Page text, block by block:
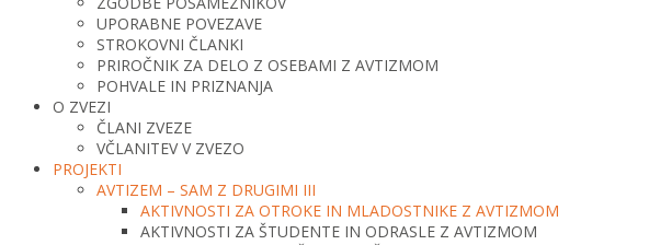
UPORABNE POVEZAVE
STROKOVNI ČLANKI
PRIROČNIK ZA DELO Z OSEBAMI Z AVTIZMOM
POHVALE IN PRIZNANJA
O ZVEZI
ČLANI ZVEZE
VČLANITEV V ZVEZO
PROJEKTI
AVTIZEM – SAM Z DRUGIMI III
AKTIVNOSTI ZA OTROKE IN MLADOSTNIKE Z AVTIZMOM
AKTIVNOSTI ZA ŠTUDENTE IN ODRASLE Z AVTIZMOM